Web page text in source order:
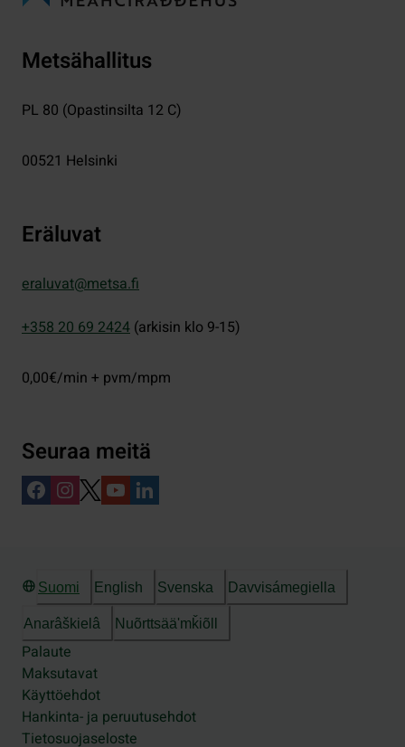
Metsähallitus
PL 80 (Opastinsilta 12 C)
00521 Helsinki
Eräluvat
eraluvat@metsa.fi
+358 20 69 2424 (arkisin klo 9-15)
0,00€/min + pvm/mpm
Seuraa meitä
Suomi English Svenska Davvisámegiella
Anarâškielâ Nuõrttsääʹmǩiõll
Palaute
Maksutavat
Käyttöehdot
Hankinta- ja peruutusehdot
Tietosuojaseloste